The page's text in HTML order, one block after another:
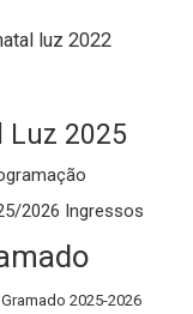
luz 2022
Luz 2025
2026 Ingressos
2025-2026